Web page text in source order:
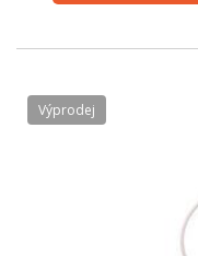
Výprodej